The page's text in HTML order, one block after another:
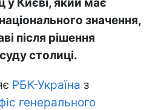
значення,
після рішення
столиці.
РБК-Україна з
генерального